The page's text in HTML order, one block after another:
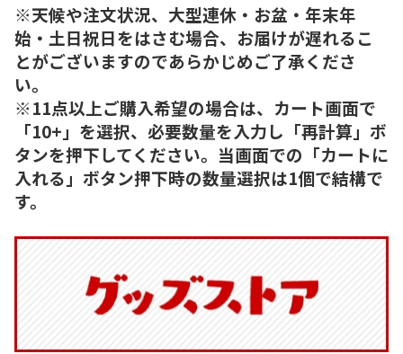
※天候や注文状況、大型連休・お盆・年末年
始・土日祝日をはさむ場合、お届けが遅れるこ
とがございますのであらかじめご了承くださ
い。
※11点以上ご購入希望の場合は、カート画面で
「10+」を選択、必要数量を入力し「再計算」ボ
タンを押下してください。当画面での「カートに
入れる」ボタン押下時の数量選択は1個で結構で
す。